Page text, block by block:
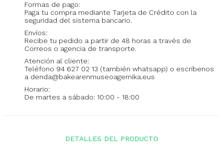
Formas de pago:
Paga tu compra mediante Tarjeta de Crédito con la
seguridad del sistema bancario.
Envíos:
Recibe tu pedido a partir de 48 horas a través de
Correos o agencia de transporte.
Atención al cliente:
Teléfono 94 627 02 13 (también whatsapp) o escríbenos
a denda@bakearenmuseoagernika.eus
Horario:
De martes a sábado: 10:00 - 18:00
DETALLES DEL PRODUCTO